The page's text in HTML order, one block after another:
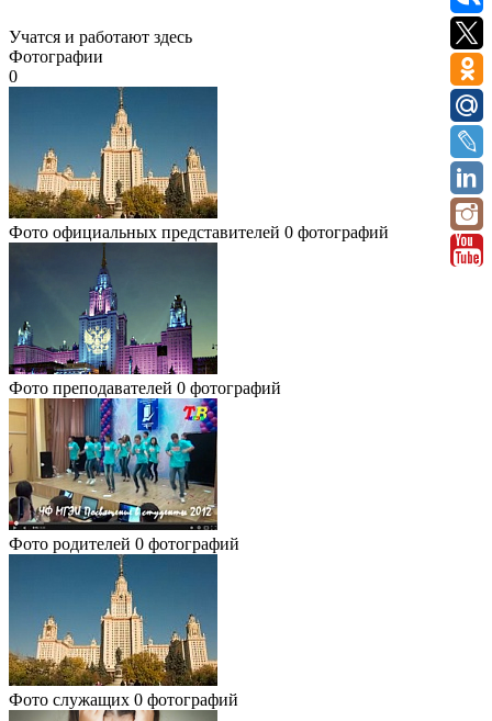
Учатся и работают здесь
Фотографии
0
Фото официальных представителей 0 фотографий
Фото преподавателей 0 фотографий
Фото родителей 0 фотографий
Фото служащих 0 фотографий